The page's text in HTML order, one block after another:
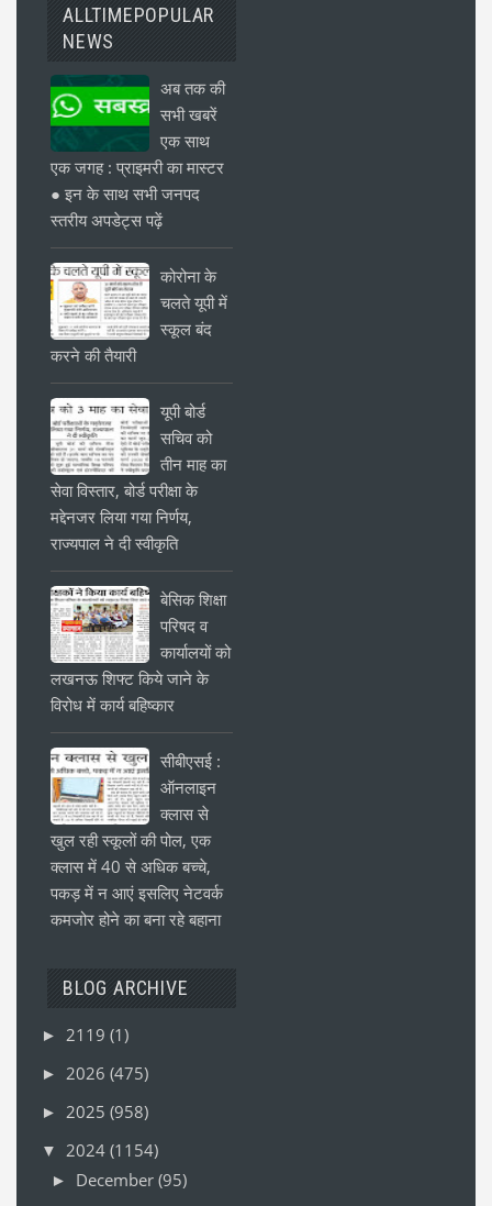
ALLTIMEPOPULAR
NEWS
अब तक की
सभी खबरें
एक साथ
एक जगह : प्राइमरी का मास्टर
● इन के साथ सभी जनपद
स्तरीय अपडेट्स पढ़ें
कोरोना के
चलते यूपी में
स्कूल बंद
करने की तैयारी
यूपी बोर्ड
सचिव को
तीन माह का
सेवा विस्तार, बोर्ड परीक्षा के
मद्देनजर लिया गया निर्णय,
राज्यपाल ने दी स्वीकृति
बेसिक शिक्षा
परिषद व
कार्यालयों को
लखनऊ शिफ्ट किये जाने के
विरोध में कार्य बहिष्कार
सीबीएसई :
ऑनलाइन
क्लास से
खुल रही स्कूलों की पोल, एक
क्लास में 40 से अधिक बच्चे,
पकड़ में न आएं इसलिए नेटवर्क
कमजोर होने का बना रहे बहाना
BLOG ARCHIVE
► 2119 (1)
► 2026 (475)
► 2025 (958)
▼ 2024 (1154)
► December (95)